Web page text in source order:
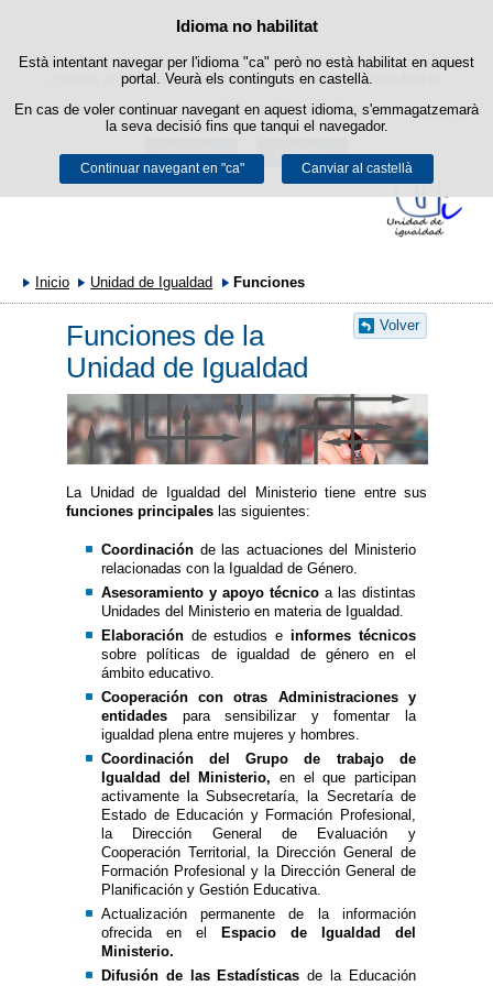
Política de cookies
Aquest lloc web utilitza cookies pròpies per facilitar la navegació i
cookies de tercers per obtenir estadístiques d'ús i satisfacció.
Podeu obtenir més informació a l'apartat "Cookies" del nostreavís legal.
Acceptar Rebutjar
Idioma no habilitat
Està intentant navegar per l'idioma "ca" però no està habilitat en aquest
portal. Veurà els continguts en castellà.
En cas de voler continuar navegant en aquest idioma, s'emmagatzemarà
la seva decisió fins que tanqui el navegador.
Continuar navegant en "ca" Canviar al castellà
Passar al contingut
Inicio Unidad de Igualdad Funciones
Volver
Funciones de la
Unidad de Igualdad
La Unidad de Igualdad del Ministerio tiene entre sus
funciones principales las siguientes:
Coordinaciónde las actuaciones del Ministerio
relacionadas con la Igualdad de Género.
Asesoramiento y apoyo técnicoa las distintas
Unidades del Ministerio en materia de Igualdad.
Elaboraciónde estudios einformes técnicos
sobre políticas de igualdad de género en el
ámbito educativo.
Cooperación con otras Administraciones y
entidadespara sensibilizar y fomentar la
igualdad plena entre mujeres y hombres.
Coordinación del Grupo de trabajo de
Igualdad del Ministerio, en el que participan
activamente la Subsecretaría, la Secretaría de
Estado de Educación y Formación Profesional,
la Dirección General de Evaluación y
Cooperación Territorial, la Dirección General de
Formación Profesional y la Dirección General de
Planificación y Gestión Educativa.
Actualización permanente de la información
ofrecida en el
Espacio de Igualdad del
Ministerio.
Difusión de las Estadísticasde la Educación